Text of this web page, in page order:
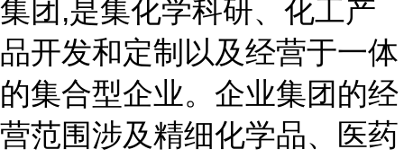
集团,是集化学科研、化工产
品开发和定制以及经营于一体
的集合型企业。企业集团的经
营范围涉及精细化学品、医药